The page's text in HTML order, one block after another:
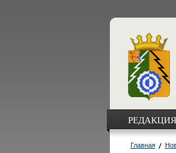
РЕДАКЦИЯ
Главная